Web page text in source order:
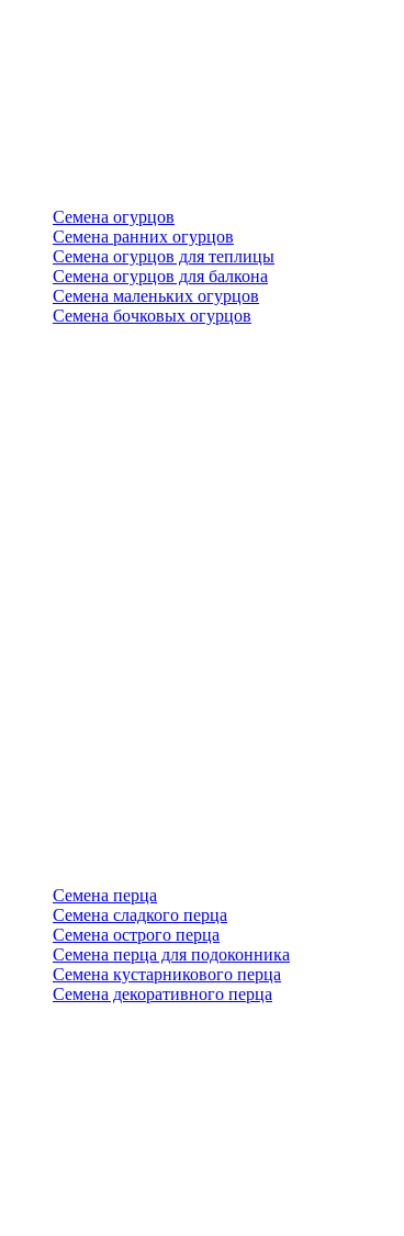
Семена огурцов
Семена ранних огурцов
Семена огурцов для теплицы
Семена огурцов для балкона
Семена маленьких огурцов
Семена бочковых огурцов
Семена перца
Семена сладкого перца
Семена острого перца
Семена перца для подоконника
Семена кустарникового перца
Семена декоративного перца